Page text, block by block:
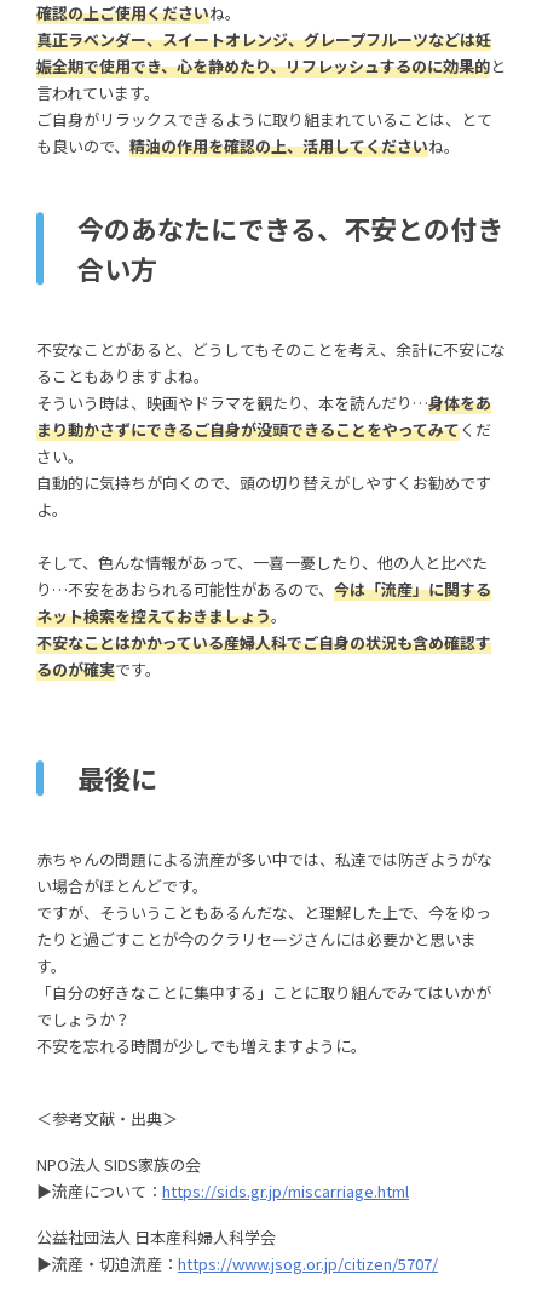
確認の上ご使用くださいね。
真正ラベンダー、スイートオレンジ、グレープフルーツなどは妊
娠全期で使用でき、心を静めたり、リフレッシュするのに効果的と
言われています。
ご自身がリラックスできるように取り組まれていることは、とて
も良いので、 精油の作用を確認の上、活用してくださいね。
今のあなたにできる、不安との付き
合い方
不安なことがあると、どうしてもそのことを考え、余計に不安にな
ることもありますよね。
そういう時は、映画やドラマを観たり、本を読んだり…身体をあ
まり動かさずにできるご自身が没頭できることをやってみてくだ
さい。
自動的に気持ちが向くので、頭の切り替えがしやすくお勧めです
よ。
そして、色んな情報があって、一喜一憂したり、他の人と比べた
り…不安をあおられる可能性があるので、 今は「流産」に関する
ネット検索を控えておきましょう。
不安なことはかかっている産婦人科でご自身の状況も含め確認す
るのが確実です。
最後に
赤ちゃんの問題による流産が多い中では、私達では防ぎようがな
い場合がほとんどです。
ですが、そういうこともあるんだな、と理解した上で、今をゆっ
たりと過ごすことが今のクラリセージさんには必要かと思いま
す。
「自分の好きなことに集中する」ことに取り組んでみてはいかが
でしょうか？
不安を忘れる時間が少しでも増えますように。
＜参考文献・出典＞
NPO法人 SIDS家族の会
▶流産について： https://sids.gr.jp/miscarriage.html
公益社団法人 日本産科婦人科学会
▶流産・切迫流産： https://www.jsog.or.jp/citizen/5707/